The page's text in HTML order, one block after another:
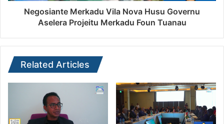
Negosiante Merkadu Vila Nova Husu Governu
Aselera Projeitu Merkadu Foun Tuanau
Related Articles